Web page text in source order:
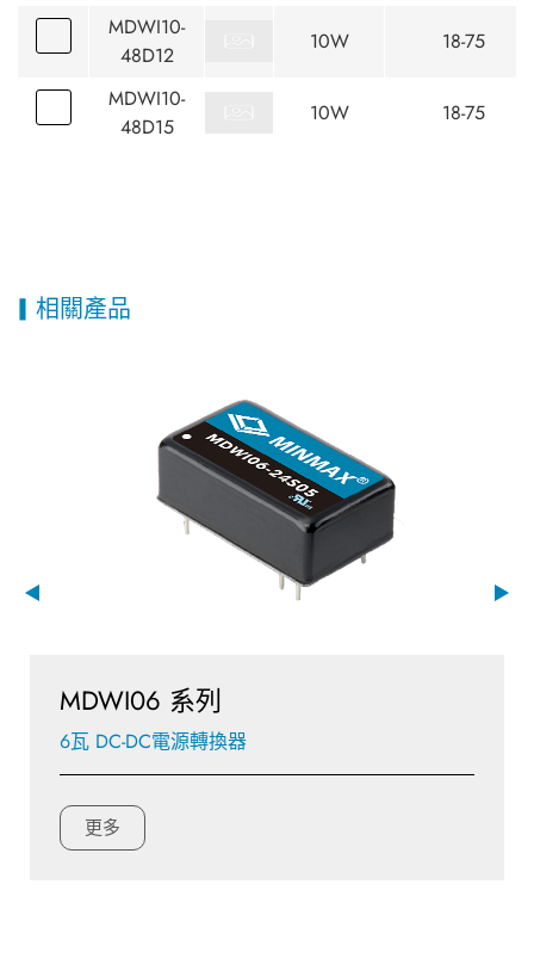
MDWI10-
48D12
10W 18-75
MDWI10-
48D15
10W 18-75
相關產品
MDWI06 系列
6瓦 DC-DC電源轉換器
更多